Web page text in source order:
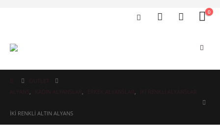
0
ALYANS , KADIN ALYANSLAR , ERKEK ALYANSLAR , İKI RENKLI ALYANSLAR
İKI RENKLI ALTIN ALYANS